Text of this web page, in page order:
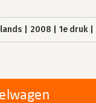
2008 1e druk